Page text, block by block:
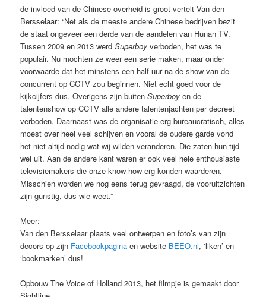
de invloed van de Chinese overheid is groot vertelt Van den
Bersselaar: “Net als de meeste andere Chinese bedrijven bezit
de staat ongeveer een derde van de aandelen van Hunan TV.
Tussen 2009 en 2013 werdSuperboy verboden, het was te
populair. Nu mochten ze weer een serie maken, maar onder
voorwaarde dat het minstens een half uur na de show van de
concurrent op CCTV zou beginnen. Niet echt goed voor de
kijkcijfers dus. Overigens zijn buitenSuperboy en de
talentenshow op CCTV alle andere talentenjachten per decreet
verboden. Daarnaast was de organisatie erg bureaucratisch, alles
moest over heel veel schijven en vooral de oudere garde vond
het niet altijd nodig wat wij wilden veranderen. Die zaten hun tijd
wel uit. Aan de andere kant waren er ook veel hele enthousiaste
televisiemakers die onze know-how erg konden waarderen.
Misschien worden we nog eens terug gevraagd, de vooruitzichten
zijn gunstig, dus wie weet.”
Meer:
Van den Bersselaar plaats veel ontwerpen en foto’s van zijn
decors op zijn Facebookpagina en website BEEO.nl, ‘liken’ en
‘bookmarken’ dus!
Opbouw The Voice of Holland 2013, het filmpje is gemaakt door